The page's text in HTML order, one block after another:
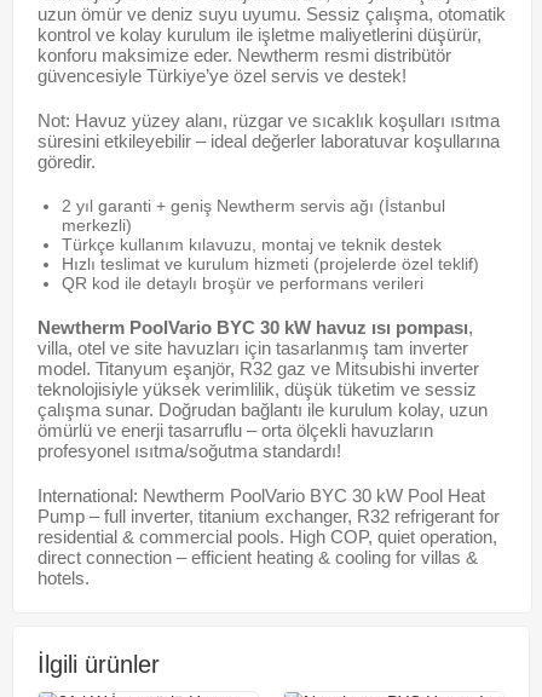
uzun ömür ve deniz suyu uyumu. Sessiz çalışma, otomatik
kontrol ve kolay kurulum ile işletme maliyetlerini düşürür,
konforu maksimize eder. Newtherm resmi distribütör
güvencesiyle Türkiye’ye özel servis ve destek!
Not: Havuz yüzey alanı, rüzgar ve sıcaklık koşulları ısıtma
süresini etkileyebilir – ideal değerler laboratuvar koşullarına
göredir.
2 yıl garanti + geniş Newtherm servis ağı (İstanbul
merkezli)
Türkçe kullanım kılavuzu, montaj ve teknik destek
Hızlı teslimat ve kurulum hizmeti (projelerde özel teklif)
QR kod ile detaylı broşür ve performans verileri
Newtherm PoolVario BYC 30 kW havuz ısı pompası,
villa, otel ve site havuzları için tasarlanmış tam inverter
model. Titanyum eşanjör, R32 gaz ve Mitsubishi inverter
teknolojisiyle yüksek verimlilik, düşük tüketim ve sessiz
çalışma sunar. Doğrudan bağlantı ile kurulum kolay, uzun
ömürlü ve enerji tasarruflu – orta ölçekli havuzların
profesyonel ısıtma/soğutma standardı!
International: Newtherm PoolVario BYC 30 kW Pool Heat
Pump – full inverter, titanium exchanger, R32 refrigerant for
residential & commercial pools. High COP, quiet operation,
direct connection – efficient heating & cooling for villas &
hotels.
İlgili ürünler